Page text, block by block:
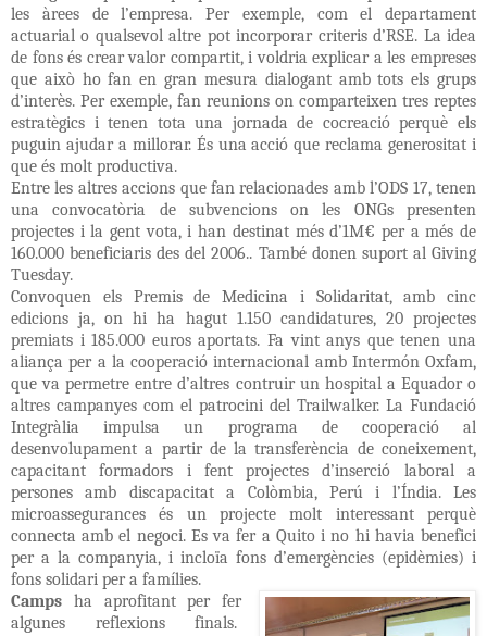
les àrees de l’empresa. Per exemple, com el departament
actuarial o qualsevol altre pot incorporar criteris d’RSE. La idea
de fons és crear valor compartit, i voldria explicar a les empreses
que això ho fan en gran mesura dialogant amb tots els grups
d’interès. Per exemple, fan reunions on comparteixen tres reptes
estratègics i tenen tota una jornada de cocreació perquè els
puguin ajudar a millorar. És una acció que reclama generositat i
que és molt productiva.
Entre les altres accions que fan relacionades amb l’ODS 17, tenen
una convocatòria de subvencions on les ONGs presenten
projectes i la gent vota, i han destinat més d’1M€ per a més de
160.000 beneficiaris des del 2006.. També donen suport al Giving
Tuesday.
Convoquen els Premis de Medicina i Solidaritat, amb cinc
edicions ja, on hi ha hagut 1.150 candidatures, 20 projectes
premiats i 185.000 euros aportats. Fa vint anys que tenen una
aliança per a la cooperació internacional amb Intermón Oxfam,
que va permetre entre d’altres contruir un hospital a Equador o
altres campanyes com el patrocini del Trailwalker. La Fundació
Integràlia impulsa un programa de cooperació al
desenvolupament a partir de la transferència de coneixement,
capacitant formadors i fent projectes d’inserció laboral a
persones amb discapacitat a Colòmbia, Perú i l’Índia. Les
microassegurances és un projecte molt interessant perquè
connecta amb el negoci. Es va fer a Quito i no hi havia benefici
per a la companyia, i incloïa fons d’emergències (epidèmies) i
fons solidari per a famílies.
Camps ha aprofitant per fer
algunes reflexions finals.